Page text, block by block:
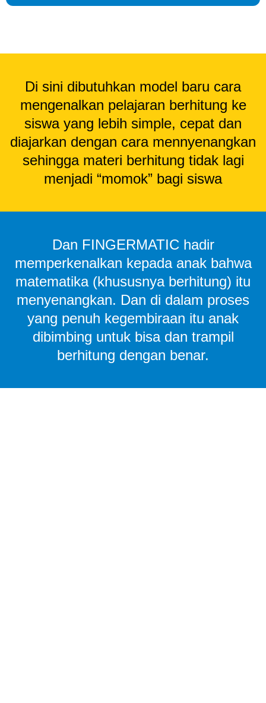
Di sini dibutuhkan model baru cara
mengenalkan pelajaran berhitung ke
siswa yang lebih simple, cepat dan
diajarkan dengan cara mennyenangkan
sehingga materi berhitung tidak lagi
menjadi “momok” bagi siswa
Dan FINGERMATIC hadir
memperkenalkan kepada anak bahwa
matematika (khususnya berhitung) itu
menyenangkan. Dan di dalam proses
yang penuh kegembiraan itu anak
dibimbing untuk bisa dan trampil
berhitung dengan benar.